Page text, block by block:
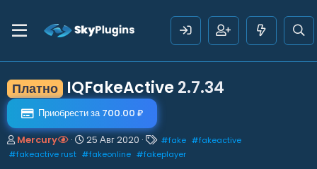
Платно IQFakeActive 2.7.34
Приобрести за 700.00 ₽
А
в
Mercury
Д
а
25 Авг 2020
Т
е
#fake #fakeactive
#fakeactive rust #fakeonline #fakeplayer